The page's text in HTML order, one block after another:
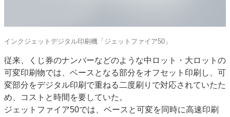
インクジェットデジタル印刷機「ジェットファイア50」
従来、くじ券のナンバーなどのような中ロット・大ロットの
可変印刷物では、ベースとなる部分をオフセット印刷し、可
変部分をデジタル印刷で重ねる二度刷りで対応されていたた
め、コストと時間を要していた。
ジェットファイア50では、ベースと可変を同時に高速印刷